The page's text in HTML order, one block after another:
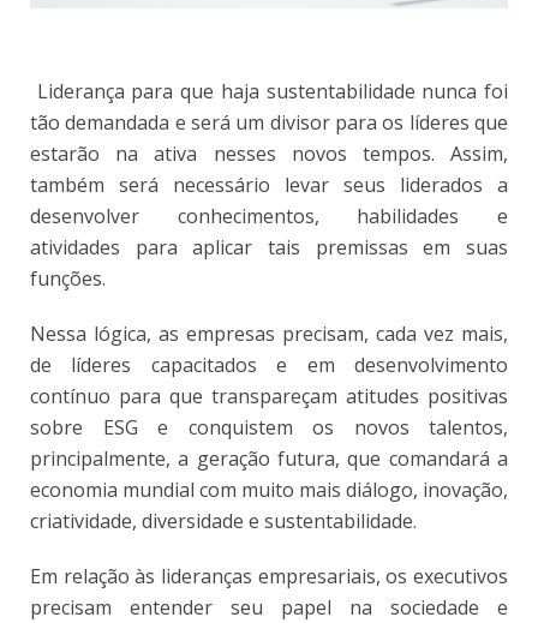
Liderança para que haja sustentabilidade nunca foi
tão demandada e será um divisor para os líderes que
estarão na ativa nesses novos tempos. Assim,
também será necessário levar seus liderados a
desenvolver conhecimentos, habilidades e
atividades para aplicar tais premissas em suas
funções.
Nessa lógica, as empresas precisam, cada vez mais,
de líderes capacitados e em desenvolvimento
contínuo para que transpareçam atitudes positivas
sobre ESG e conquistem os novos talentos,
principalmente, a geração futura, que comandará a
economia mundial com muito mais diálogo, inovação,
criatividade, diversidade e sustentabilidade.
Em relação às lideranças empresariais, os executivos
precisam entender seu papel na sociedade e